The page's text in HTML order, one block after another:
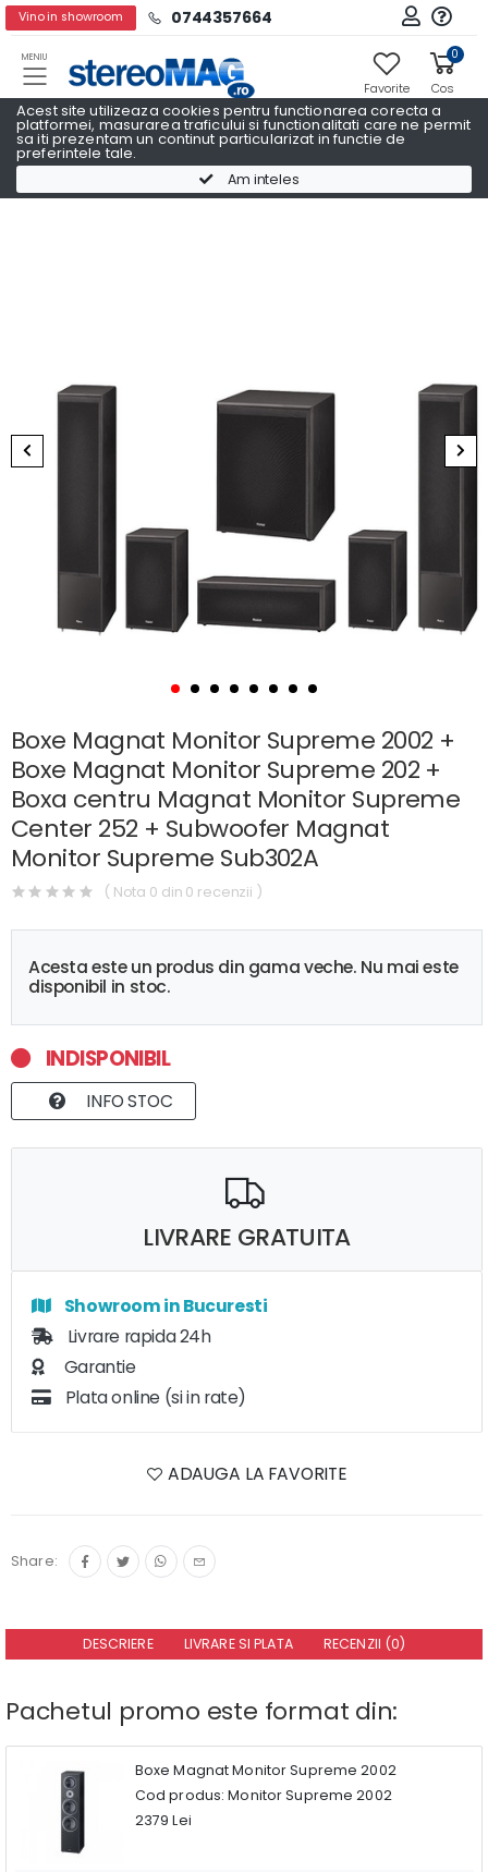
Acest site utilizeaza cookies pentru functionarea corecta a
platformei, masurarea traficului si functionalitati care ne permit
sa iti prezentam un continut particularizat in functie de
preferintele tale.
Am inteles
Vino in showroom 0744357664
MENIU
Favorite
0
Cos
Sisteme boxe 5.1 MAGNAT
Boxe Magnat Monitor Supreme 2002 +
Boxe Magnat Monitor Supreme 202 +
Boxa centru Magnat Monitor Supreme
Center 252 + Subwoofer Magnat
Monitor Supreme Sub302A
( Nota 0 din 0 recenzii )
Acesta este un produs din gama veche. Nu mai este
disponibil in stoc.
INDISPONIBIL
INFO STOC
LIVRARE GRATUITA
Showroom in Bucuresti
Livrare rapida 24h
Garantie
Plata online (si in rate)
ADAUGA LA FAVORITE
Share:
DESCRIERE LIVRARE SI PLATA RECENZII (0)
Pachetul promo este format din:
Boxe Magnat Monitor Supreme 2002
Cod produs: Monitor Supreme 2002
2379 Lei